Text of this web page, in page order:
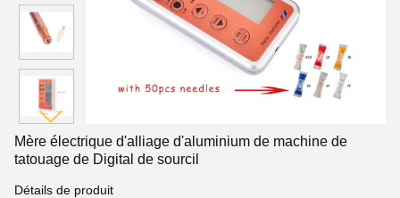
Mère électrique d'alliage d'aluminium de machine de
tatouage de Digital de sourcil
Détails de produit